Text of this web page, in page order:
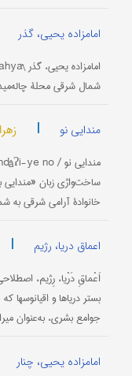
امامزاده یحیى، گذر
شمال شرقی محلۀ
مندایی نو |
ساخت‌واژی زبان «مندایی
خانوادۀ آرامی شرقی به شمار می‌رود
اعماق دریا، رژیم |
اَعْماقِ دَرْیا، رِژیم،
بستر دریاها و
جوامع بشری، به‌عنوان
امامزاده یحیی، چنار